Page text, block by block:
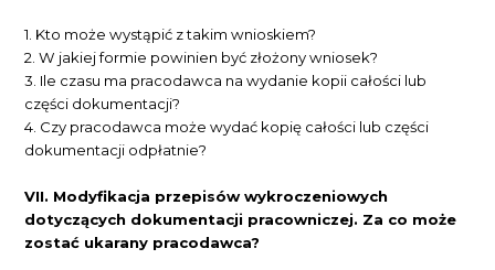
1. Kto może wystąpić z takim wnioskiem?
2. W jakiej formie powinien być złożony wniosek?
3. Ile czasu ma pracodawca na wydanie kopii całości lub
części dokumentacji?
4. Czy pracodawca może wydać kopię całości lub części
dokumentacji odpłatnie?
VII. Modyfikacja przepisów wykroczeniowych
dotyczących dokumentacji pracowniczej. Za co może
zostać ukarany pracodawca?